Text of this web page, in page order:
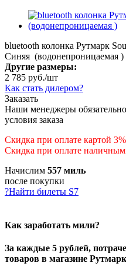
bluetooth колонка Рутмарк
Синяя (водонепроницаемая )
Другие размеры:
2 785 руб./шт
Как стать дилером?
Заказать
Наши менеджеры
условия заказа
Скидка при оплате картой 3%
Скидка при оплате
Начислим 557 миль
после покупки
?Найти билеты S7
Как заработать мили?
За каждые 5 рублей,
товаров в магазине